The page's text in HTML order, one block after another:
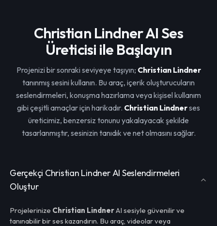
Christian Lindner AI Ses
Üreticisi ile Başlayın
Projenizi bir sonraki seviyeye taşıyın; Christian Lindner
tanınmış sesini kullanın. Bu araç, içerik oluşturucuların
seslendirmeleri, konuşma hazırlama veya kişisel kullanım
gibi çeşitli amaçlar için harikadır. Christian Lindnerses
üreticimiz, benzersiz tonunu yakalayacak şekilde
tasarlanmıştır, sesinizin tanıdık ve net olmasını sağlar.
Gerçekçi Christian Lindner AI Seslendirmeleri
Oluştur
Projelerinize Christian LindnerAI sesiyle güvenilir ve
tanınabilir bir ses kazandırın. Bu araç, videolar veya